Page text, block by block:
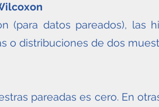
(para datos pareados), las
o distribuciones de dos
pareadas es cero. En